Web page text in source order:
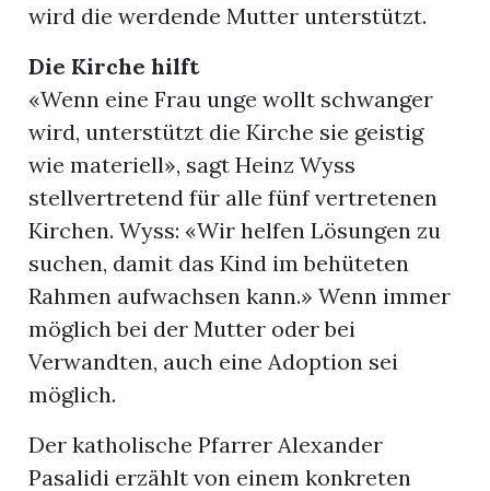
wird die werdende Mutter unterstützt.
Die Kirche hilft
«Wenn eine Frau unge wollt schwanger
wird, unterstützt die Kirche sie geistig
wie materiell», sagt Heinz Wyss
stellvertretend für alle fünf vertretenen
Kirchen. Wyss: «Wir helfen Lösungen zu
suchen, damit das Kind im behüteten
Rahmen aufwachsen kann.» Wenn immer
möglich bei der Mutter oder bei
Verwandten, auch eine Adoption sei
möglich.
Der katholische Pfarrer Alexander
Pasalidi erzählt von einem konkreten